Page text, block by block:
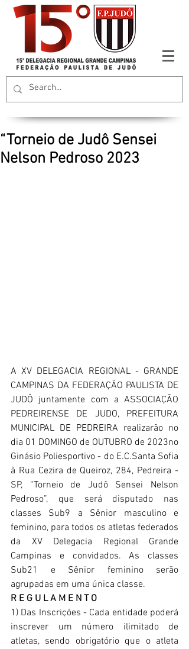
“Torneio de Judô Sensei
Nelson Pedroso 2023
A XV DELEGACIA REGIONAL - GRANDE
CAMPINAS DA FEDERAÇÃO PAULISTA DE
JUDÔ juntamente com a ASSOCIAÇÃO
PEDREIRENSE DE JUDO, PREFEITURA
MUNICIPAL DE PEDREIRA realizarão no
dia 01 DOMINGO de OUTUBRO de 2023no
Ginásio Poliesportivo - do E.C.Santa Sofia
à Rua Cezira de Queiroz, 284, Pedreira -
SP, “Torneio de Judô Sensei Nelson
Pedroso”, que será disputado nas
classes Sub9 a Sênior masculino e
feminino, para todos os atletas federados
da XV Delegacia Regional Grande
Campinas e convidados. As classes
Sub21 e Sênior feminino serão
agrupadas em uma única classe.
R E G U L A M E N T O
1) Das Inscrições - Cada entidade poderá
inscrever um número ilimitado de
atletas, sendo obrigatório que o atleta